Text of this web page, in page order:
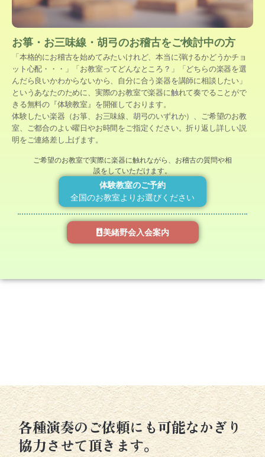
お箏・お三味線・胡弓のお稽古をご検討中の方
「本格的にお稽古を始めてみたいけれど、本当に弾けるかどうかチョ
ット心配・・・」「お教室ってどんなところ？」「どちらの楽器を選
んだら良いかわからないから、自分に合う楽器を講師に相談したい」
というあなたのために、実際のお教室で楽器に触れて奏でることがで
きる無料の『体験教室』を開催しております。
体験したい楽器（お箏、お三味線、胡弓のいずれか）、ご希望のお教
室、ご都合のよい曜日やお時間をご指定ください。折り返し詳しい説
明をご連絡差し上げます。
ご希望のお教室で実際に楽器に触れながら、お稽古の質問や相
談をしていただけます。
体験教室のご予約
全国のお教室よりお選びください
美緒野会入会案内
各種演奏のご依頼にも可能なかぎり
協力させて頂きます。